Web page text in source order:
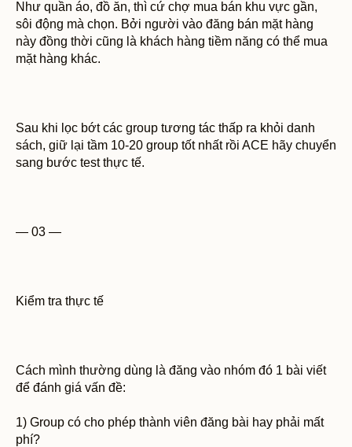
Như quần áo, đồ ăn, thì cứ chợ mua bán khu vực gần,
sôi động mà chọn. Bởi người vào đăng bán mặt hàng
này đồng thời cũng là khách hàng tiềm năng có thể mua
mặt hàng khác.
Sau khi lọc bớt các group tương tác thấp ra khỏi danh
sách, giữ lại tầm 10-20 group tốt nhất rồi ACE hãy chuyển
sang bước test thực tế.
— 03 —
Kiểm tra thực tế
Cách mình thường dùng là đăng vào nhóm đó 1 bài viết
để đánh giá vấn đề:
1) Group có cho phép thành viên đăng bài hay phải mất
phí?